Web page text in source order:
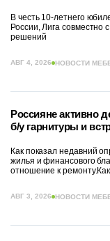
В честь 10-летнего
России, Лига совместно
решений
АВГ 4, 2026 НОВОСТИ
Россияне активно
б/у гарнитуры и
Как показал недавний
жилья и финансового
отношение к
АВГ 3, 2026 НОВОСТИ